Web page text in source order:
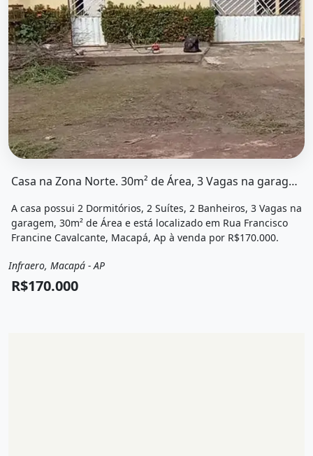
Casa na Zona Norte. 30m² de Área, 3 Vagas na garageme2 Dormitórios
A casa possui 2 Dormitórios, 2 Suítes, 2 Banheiros, 3 Vagas na
garagem, 30m² de Área e está localizado em Rua Francisco
Francine Cavalcante, Macapá, Ap à venda por R$170.000.
Venda Casa
Infraero, Macapá - AP
R$170.000